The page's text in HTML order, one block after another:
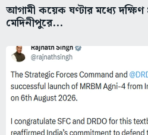
আগামী কয়েক ঘণ্টার মধ্যে
মেদিনীপুরে...